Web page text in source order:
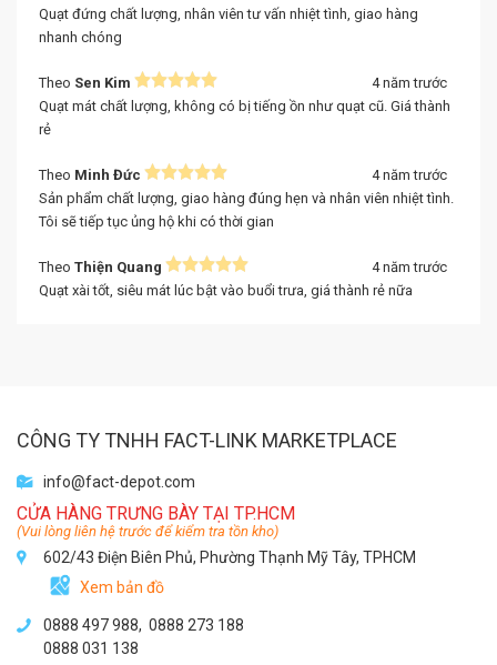
Quạt đứng chất lượng, nhân viên tư vấn nhiệt tình, giao hàng
nhanh chóng
Theo Sen Kim
4 năm trước
Quạt mát chất lượng, không có bị tiếng ồn như quạt cũ. Giá thành
rẻ
Theo Minh Đức
4 năm trước
Sản phẩm chất lượng, giao hàng đúng hẹn và nhân viên nhiệt tình.
Tôi sẽ tiếp tục ủng hộ khi có thời gian
Theo Thiện Quang
4 năm trước
Quạt xài tốt, siêu mát lúc bật vào buổi trưa, giá thành rẻ nữa
CÔNG TY TNHH FACT-LINK MARKETPLACE
info@fact-depot.com
CỬA HÀNG TRƯNG BÀY TẠI TP.HCM
(Vui lòng liên hệ trước để kiểm tra tồn kho)
602/43 Điện Biên Phủ, Phường Thạnh Mỹ Tây, TPHCM
Xem bản đồ
0888 497 988, 0888 273 188
0888 031 138